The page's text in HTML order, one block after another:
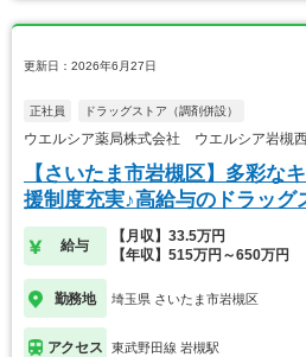
更新日：2026年6月27日
正社員 ドラッグストア（調剤併設）
ウエルシア薬局株式会社 ウエルシア岩槻
【さいたま市岩槻区】多彩な
援制度充実♪高給与のドラッ
給与
【月収】33.5万円
【年収】515万円～650万円
勤務地 埼玉県 さいたま市岩槻区
アクセス 東武野田線 岩槻駅